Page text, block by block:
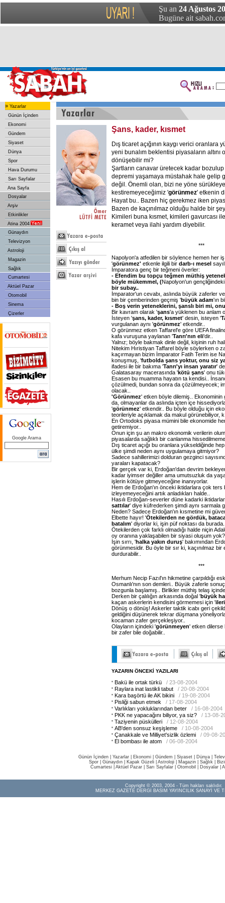
Şu an 24 Ağustos
Bugüne ait
» Yazarlar
Günün İçinden
Ekonomi
Gündem
Siyaset
Dünya
Spor
Hava Durumu
Sarı Sayfalar
Ana Sayfa
Dosyalar
Arşiv
Etkinlikler
Atina 2004
Günaydın
Televizyon
Astroloji
Magazin
Sağlık
Cumartesi
Aktüel Pazar
Otomobil
Sinema
Çizerler
Google Arama
Şans, kader, kısmet
Dış ticaret açığının kaygı verici
yeni bunalım beklentisi piyasaların
dönüşebilir mi?
Şartların canavar üretecek kadar bozulup
depremi yaşamaya müstahak hale gelip
değil. Önemli olan, bizi ne yöne
kestiremeyeceğimiz 'görünmez' etkenin
Hayat bu.. Bazen hiç gerekmez iken
Bazen de kaçınılmaz olduğu halde bir
Kimileri buna kısmet, kimileri gavurcası
keramet veya ilahi yardım diyebilir.
***
Napolyon'a atfedilen bir söylence hemen her
'görünmez' etkenle ilgili bir darb-ı mesel
İmparatora genç bir teğmeni överler:
- Efendim bu topçu teğmen müthiş
böyle mükemmel, (Napolyon'un
bir subay..
İmparator'un cevabı, aslında büyük zaferler
bin bir çemberinden geçmiş 'büyük adam'ın
- Boş verin yeteneklerini, şanslı biri mi,
Bir kavram olarak 'şans'a yüklenen bu anlam
İsteyen 'şans, kader, kısmet' desin, isteyen '
vurgulanan aynı 'görünmez' etkendir..
O görünmez etken Taffarel'e göre UEFA
kafa vuruşuna yaylanan 'Tanrı'nın eli'dir..
Yalnız; böyle bakmak dinle değil, kişinin ruh
Nitekim Hıristiyan Taffarel böyle söylerken o
kaçırmayan bizim İmparator Fatih Terim ise
konuşmuş, 'futbolda şans yoktur, onu siz
ifadesi ile bir bakıma 'Tanrı'yı insan yaratır'
Galatasaray macerasında 'kötü şans' onu
Esasen bu muamma hayatın ta kendisi..
çözülmedi, bundan sonra da çözülmeyecek;
olacak..
'Görünmez' etken böyle dilemiş.. Ekonominin
da, olmayanlar da aslında içten içe
'görünmez' etkendir.. Bu böyle olduğu için
teorileriyle açıklamak da makul görünebiliyor,
En Ortodoks piyasa mümini bile ekonomide
getiremiyor..
Onun için şu an makro ekonomik verilerin
piyasalarda sağlıklı bir canlanma
Dış ticaret açığı bu oranlara yükseldiğinde
ülke şimdi neden aynı uygulamaya gitmiyor?
Sadece sahillerimizi dolduran gezginci
yaraları kapatacak?
Bir gerçek var ki, Erdoğan'dan devrim
kadar iyimser değiller ama umutsuzluk da
işlerin kötüye gitmeyeceğine inanıyorlar.
Hem de Erdoğan'ın önceki iktidarlara çok ters
izleyemeyeceğini artık anladıkları halde..
Hasılı Erdoğan-severler düne kadarki
sattılar' diye küfrederken şimdi aynı sarmala
Neden? Sadece Erdoğan'ın kısmetine mi
Elbette hayır! 'Ötekilerden ne gördük,
batalım' diyorlar ki, işin püf noktası da burada.
Ötekilerden çok farklı olmadığı halde niçin
oy oranına yaklaşabilen bir siyasi oluşum yok?
İşin sırrı, 'halka yakın duruş' bakımından
görünmesidir. Bu öyle bir sır ki, kaçınılmaz bir
durdurabilir..
***
Merhum Necip Fazıl'ın hikmetine çarpıldığı
Osmanlı'nın son demleri.. Büyük zaferle
bozgunla başlamış.. Birlikler müthiş telaş
Derken bir çalılığın arkasında doğal 'büyük
kaçan askerlerin kendisini görmemesi için 'ileri
Dönüş o dönüş! Askerler taktik icabı geri
geldiğini düşünerek tekrar düşmana
kocaman zafer gerçekleşiyor..
Olayların içindeki 'görünmeyen' etken dilerse
bir zafer bile doğabilir..
YAZARIN ÖNCEKİ YAZILARI
Bakü ile ortak türkü
/ 23-08-2004
Raylara inat lastikli tabut
/ 20-08-2004
Kara başörtü ile AK bikini
/ 19-08-2004
Pisliği sabun etmek
/ 17-08-2004
Varlıkları yokluklarından beter
/ 16-08-2004
PKK ne yapacağını biliyor, ya siz?
/ 13-08-
Taziyenin püskülleri
/ 12-08-2004
AB'den sonsuz keşişleme
/ 10-08-2004
Çanakkale ve Milliyet'sizlik özlemi
/ 09-08-
El bombası ile atom
/ 06-08-2004
Günün İçinden Yazarlar Ekonomi Gündem Siyaset Dünya |
Spor
Günaydın Kapak Güzeli Astroloji Magazin Sağlık
Cumartesi| Aktüel Pazar| Sarı Sayfalar| Otomobil Dosyalar|
Copyright © 2003, 2004 - Tüm hakları saklıdır.
MERKEZ GAZETE DERGİ BASIM YAYINCILIK SANAYİ VE